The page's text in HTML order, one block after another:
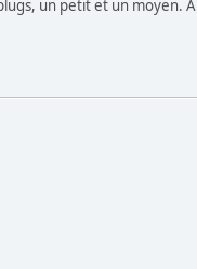
un petit et un moyen.